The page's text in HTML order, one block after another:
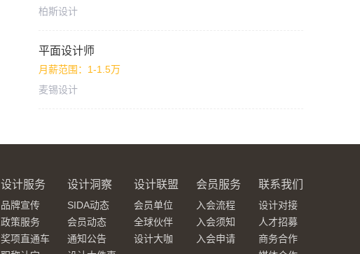
柏斯设计
平面设计师
月薪范围：1-1.5万
麦锡设计
设计服务
品牌宣传
政策服务
奖项直通车
设计洞察
SIDA动态
会员动态
通知公告
设计联盟
会员单位
全球伙伴
设计大咖
会员服务
入会流程
入会须知
入会申请
联系我们
设计对接
人才招募
商务合作